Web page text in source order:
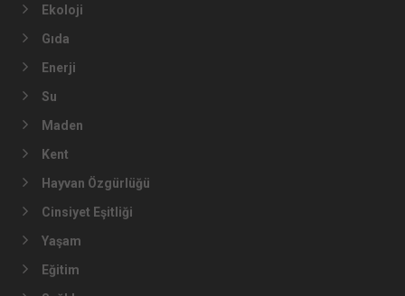
Ekoloji
Gıda
Enerji
Su
Maden
Kent
Hayvan Özgürlüğü
Cinsiyet Eşitliği
Yaşam
Eğitim